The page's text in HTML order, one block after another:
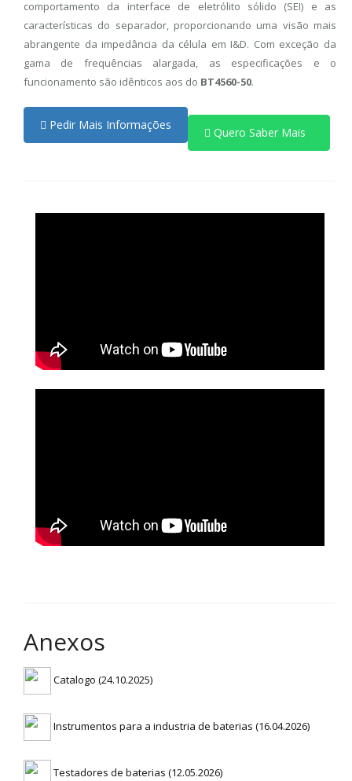
comportamento da interface de eletrólito sólido (SEI) e as
características do separador, proporcionando uma visão mais
abrangente da impedância da célula em I&D. Com exceção da
gama de frequências alargada, as especificações e o
funcionamento são idênticos aos do BT4560-50.
Pedir Mais Informações
Quero Saber Mais
Anexos
Catalogo (24.10.2025)
Instrumentos para a industria de baterias (16.04.2026)
Testadores de baterias (12.05.2026)